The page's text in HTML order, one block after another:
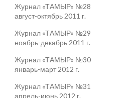
Журнал «ТАМЫР» №28
август-октябрь 2011 г.
Журнал «ТАМЫР» №29
ноябрь-декабрь 2011 г.
Журнал «ТАМЫР» №30
январь-март 2012 г.
Журнал «ТАМЫР» №31
апрель-июнь 2012 г.